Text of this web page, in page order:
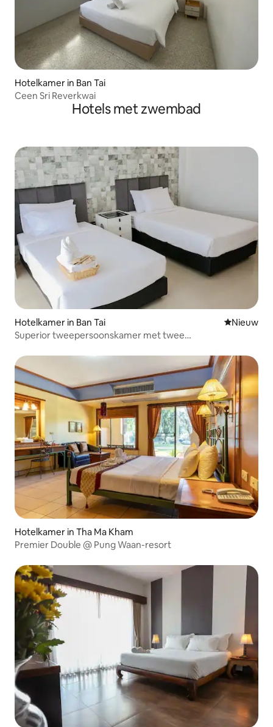
Hotelkamer in Ban Tai
Ceen Sri Reverkwai
Hotels met zwembad
Hotelkamer in Ban Tai Nieuwe
Nieuw
Superior tweepersoonskamer met twee
Hotelkamer in Tha Ma Kham
Premier Double @ Pung Waan-resort